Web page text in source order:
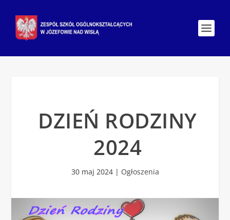
DZIEŃ RODZINY
2024
30 maj 2024| Ogłoszenia